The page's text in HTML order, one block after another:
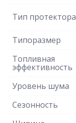
Тип протектора
Типоразмер
Топливная
эффективность
Уровень шума
Сезонность